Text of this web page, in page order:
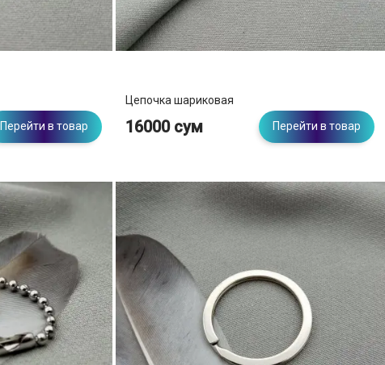
Перейти в товар
Цепочка шариковая
16000 сум Перейти в товар